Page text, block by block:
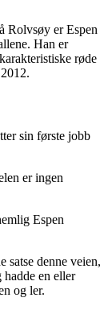
Rolvsøy er Espen
Han er
røde
sin første jobb
er ingen
Espen
satse denne veien,
en eller
og ler.